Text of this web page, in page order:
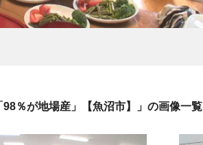
％が地場産」【魚沼市】」の画像一覧